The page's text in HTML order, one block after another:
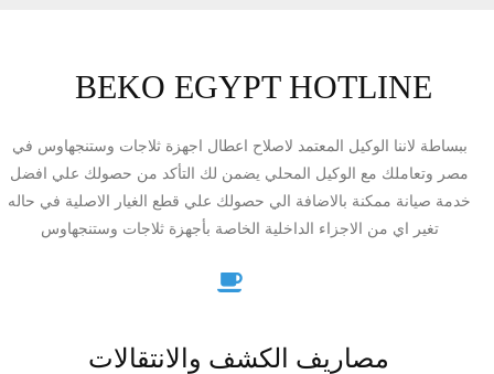
BEKO EGYPT HOTLINE
ببساطة لاننا الوكيل المعتمد لاصلاح اعطال اجهزة ثلاجات وستنجهاوس في
مصر وتعاملك مع الوكيل المحلي يضمن لك التأكد من حصولك علي افضل
خدمة صيانة ممكنة بالاضافة الي حصولك علي قطع الغيار الاصلية في حاله
تغير اي من الاجزاء الداخلية الخاصة بأجهزة ثلاجات وستنجهاوس
مصاريف الكشف والانتقالات